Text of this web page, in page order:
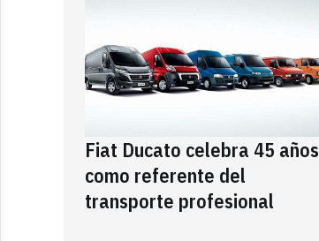
Fiat Ducato celebra 45 años
como referente del
transporte profesional